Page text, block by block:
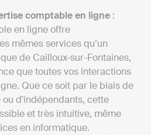
comptable en ligne :
en ligne offre
mêmes services qu’un
de Cailloux-sur-Fontaines,
que toutes vos interactions
Que ce soit par le biais de
d'indépendants, cette
et très intuitive, même
en informatique.